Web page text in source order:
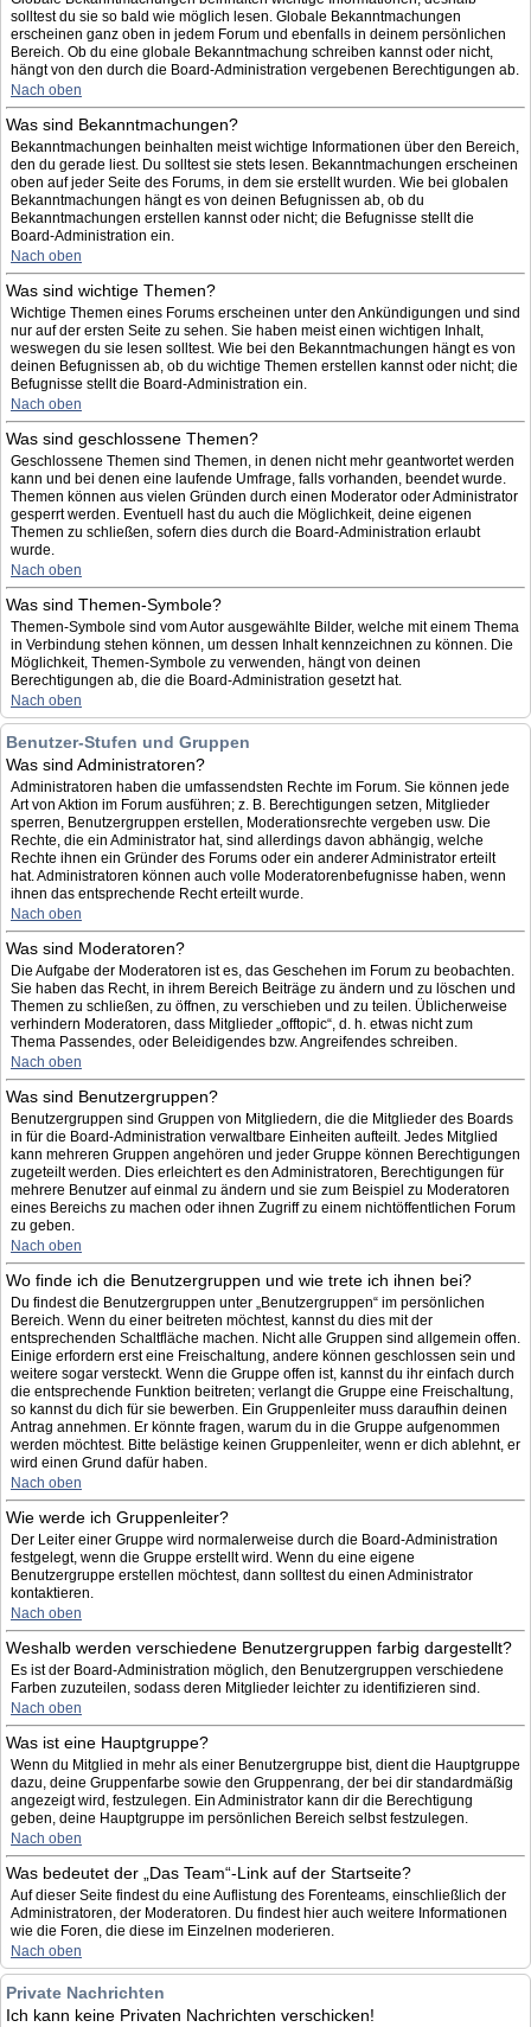
solltest du sie so bald wie möglich lesen. Globale Bekanntmachungen
erscheinen ganz oben in jedem Forum und ebenfalls in deinem persönlichen
Bereich. Ob du eine globale Bekanntmachung schreiben kannst oder nicht,
hängt von den durch die Board-Administration vergebenen Berechtigungen ab.
Nach oben
Was sind Bekanntmachungen?
Bekanntmachungen beinhalten meist wichtige Informationen über den Bereich,
den du gerade liest. Du solltest sie stets lesen. Bekanntmachungen erscheinen
oben auf jeder Seite des Forums, in dem sie erstellt wurden. Wie bei globalen
Bekanntmachungen hängt es von deinen Befugnissen ab, ob du
Bekanntmachungen erstellen kannst oder nicht; die Befugnisse stellt die
Board-Administration ein.
Nach oben
Was sind wichtige Themen?
Wichtige Themen eines Forums erscheinen unter den Ankündigungen und sind
nur auf der ersten Seite zu sehen. Sie haben meist einen wichtigen Inhalt,
weswegen du sie lesen solltest. Wie bei den Bekanntmachungen hängt es von
deinen Befugnissen ab, ob du wichtige Themen erstellen kannst oder nicht; die
Befugnisse stellt die Board-Administration ein.
Nach oben
Was sind geschlossene Themen?
Geschlossene Themen sind Themen, in denen nicht mehr geantwortet werden
kann und bei denen eine laufende Umfrage, falls vorhanden, beendet wurde.
Themen können aus vielen Gründen durch einen Moderator oder Administrator
gesperrt werden. Eventuell hast du auch die Möglichkeit, deine eigenen
Themen zu schließen, sofern dies durch die Board-Administration erlaubt
wurde.
Nach oben
Was sind Themen-Symbole?
Themen-Symbole sind vom Autor ausgewählte Bilder, welche mit einem Thema
in Verbindung stehen können, um dessen Inhalt kennzeichnen zu können. Die
Möglichkeit, Themen-Symbole zu verwenden, hängt von deinen
Berechtigungen ab, die die Board-Administration gesetzt hat.
Nach oben
Benutzer-Stufen und Gruppen
Was sind Administratoren?
Administratoren haben die umfassendsten Rechte im Forum. Sie können jede
Art von Aktion im Forum ausführen; z. B. Berechtigungen setzen, Mitglieder
sperren, Benutzergruppen erstellen, Moderationsrechte vergeben usw. Die
Rechte, die ein Administrator hat, sind allerdings davon abhängig, welche
Rechte ihnen ein Gründer des Forums oder ein anderer Administrator erteilt
hat. Administratoren können auch volle Moderatorenbefugnisse haben, wenn
ihnen das entsprechende Recht erteilt wurde.
Nach oben
Was sind Moderatoren?
Die Aufgabe der Moderatoren ist es, das Geschehen im Forum zu beobachten.
Sie haben das Recht, in ihrem Bereich Beiträge zu ändern und zu löschen und
Themen zu schließen, zu öffnen, zu verschieben und zu teilen. Üblicherweise
verhindern Moderatoren, dass Mitglieder „offtopic“, d. h. etwas nicht zum
Thema Passendes, oder Beleidigendes bzw. Angreifendes schreiben.
Nach oben
Was sind Benutzergruppen?
Benutzergruppen sind Gruppen von Mitgliedern, die die Mitglieder des Boards
in für die Board-Administration verwaltbare Einheiten aufteilt. Jedes Mitglied
kann mehreren Gruppen angehören und jeder Gruppe können Berechtigungen
zugeteilt werden. Dies erleichtert es den Administratoren, Berechtigungen für
mehrere Benutzer auf einmal zu ändern und sie zum Beispiel zu Moderatoren
eines Bereichs zu machen oder ihnen Zugriff zu einem nichtöffentlichen Forum
zu geben.
Nach oben
Wo finde ich die Benutzergruppen und wie trete ich ihnen bei?
Du findest die Benutzergruppen unter „Benutzergruppen“ im persönlichen
Bereich. Wenn du einer beitreten möchtest, kannst du dies mit der
entsprechenden Schaltfläche machen. Nicht alle Gruppen sind allgemein offen.
Einige erfordern erst eine Freischaltung, andere können geschlossen sein und
weitere sogar versteckt. Wenn die Gruppe offen ist, kannst du ihr einfach durch
die entsprechende Funktion beitreten; verlangt die Gruppe eine Freischaltung,
so kannst du dich für sie bewerben. Ein Gruppenleiter muss daraufhin deinen
Antrag annehmen. Er könnte fragen, warum du in die Gruppe aufgenommen
werden möchtest. Bitte belästige keinen Gruppenleiter, wenn er dich ablehnt, er
wird einen Grund dafür haben.
Nach oben
Wie werde ich Gruppenleiter?
Der Leiter einer Gruppe wird normalerweise durch die Board-Administration
festgelegt, wenn die Gruppe erstellt wird. Wenn du eine eigene
Benutzergruppe erstellen möchtest, dann solltest du einen Administrator
kontaktieren.
Nach oben
Weshalb werden verschiedene Benutzergruppen farbig dargestellt?
Es ist der Board-Administration möglich, den Benutzergruppen verschiedene
Farben zuzuteilen, sodass deren Mitglieder leichter zu identifizieren sind.
Nach oben
Was ist eine Hauptgruppe?
Wenn du Mitglied in mehr als einer Benutzergruppe bist, dient die Hauptgruppe
dazu, deine Gruppenfarbe sowie den Gruppenrang, der bei dir standardmäßig
angezeigt wird, festzulegen. Ein Administrator kann dir die Berechtigung
geben, deine Hauptgruppe im persönlichen Bereich selbst festzulegen.
Nach oben
Was bedeutet der „Das Team“-Link auf der Startseite?
Auf dieser Seite findest du eine Auflistung des Forenteams, einschließlich der
Administratoren, der Moderatoren. Du findest hier auch weitere Informationen
wie die Foren, die diese im Einzelnen moderieren.
Nach oben
Private Nachrichten
Ich kann keine Privaten Nachrichten verschicken!